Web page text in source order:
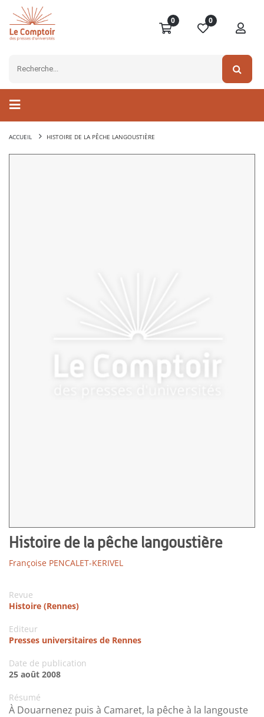
0 0
ACCUEIL HISTOIRE DE LA PÊCHE LANGOUSTIÈRE
Histoire de la pêche langoustière
Françoise PENCALET-KERIVEL
Revue
Histoire (Rennes)
Editeur
Presses universitaires de Rennes
Date de publication
25 août 2008
Résumé
À Douarnenez puis à Camaret, la pêche à la langouste